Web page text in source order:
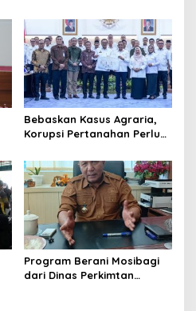
Tombak di Masyarakat
Bebaskan Kasus Agraria,
Korupsi Pertanahan Perlu
Gandeng KPK-ATR/BPN
Program Berani Mosibagi
dari Dinas Perkimtan